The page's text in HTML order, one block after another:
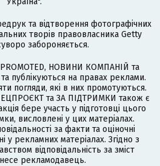
та відтворення фотографічних
творів правовласника Getty
забороняється.
НОВИНИ КОМПАНІЙ та
публікуються на правах реклами.
погляди, які в них промотуються.
та ЗА ПІДТРИМКИ також є
бере участь у підготовці цього
висловлені у цих матеріалах.
за факти та оціночні
рекламних матеріалах. Згідно з
відповідальність за зміст
рекламодавець.